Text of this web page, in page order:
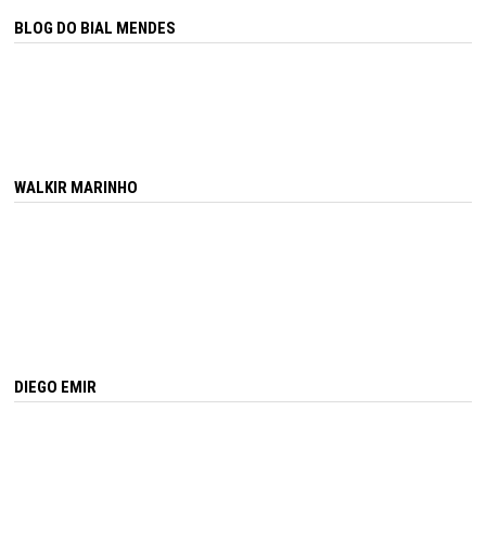
BLOG DO BIAL MENDES
WALKIR MARINHO
DIEGO EMIR